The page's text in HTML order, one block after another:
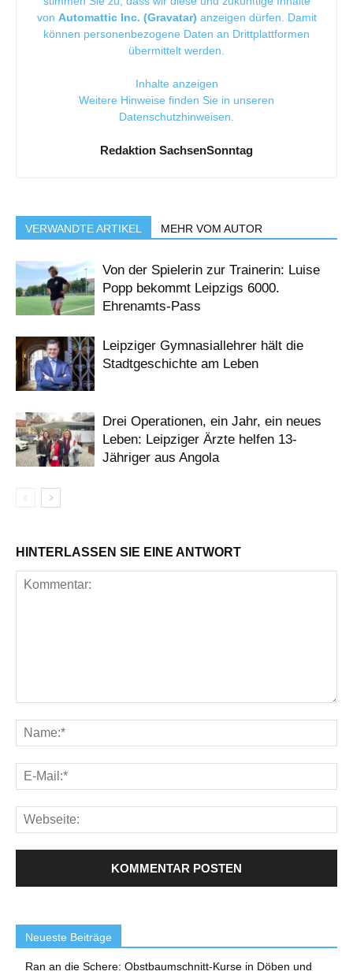
von Automattic Inc. (Gravatar) anzeigen dürfen. Damit
können personenbezogene Daten an Drittplattformen
übermittelt werden.
Inhalte anzeigen
Weitere Hinweise finden Sie in unseren
Datenschutzhinweisen
Redaktion SachsenSonntag
VERWANDTE ARTIKEL MEHR VOM AUTOR
Von der Spielerin zur Trainerin: Luise
Popp bekommt Leipzigs 6000.
Ehrenamts-Pass
Leipziger Gymnasiallehrer hält die
Stadtgeschichte am Leben
Drei Operationen, ein Jahr, ein neues
Leben: Leipziger Ärzte helfen 13-
Jähriger aus Angola
HINTERLASSEN SIE EINE ANTWORT
Neueste Beiträge
Ran an die Schere: Obstbaumschnitt-Kurse in Döben und